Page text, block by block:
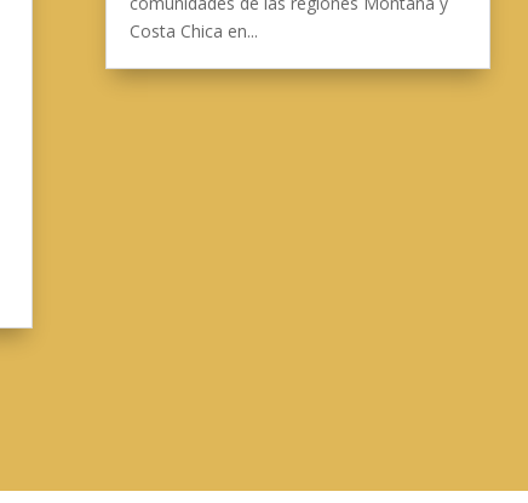
Costa Chica en...